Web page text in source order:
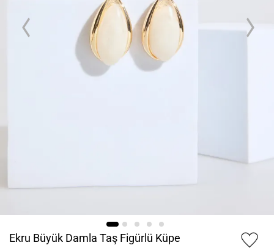
Ekru Büyük Damla Taş Figürlü Küpe